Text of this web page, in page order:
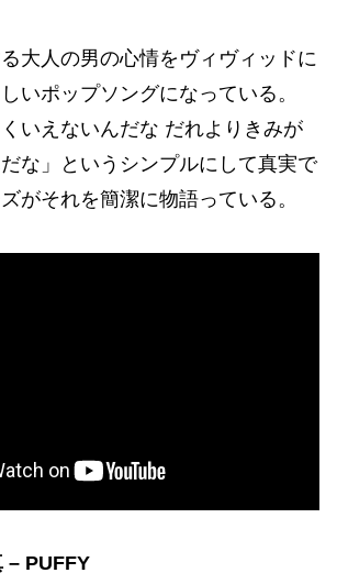
大人の男の心情をヴィヴィッドに
いポップソングになっている。
くいえないんだな だれよりきみが
な」というシンプルにして真実で
がそれを簡潔に物語っている。
– PUFFY